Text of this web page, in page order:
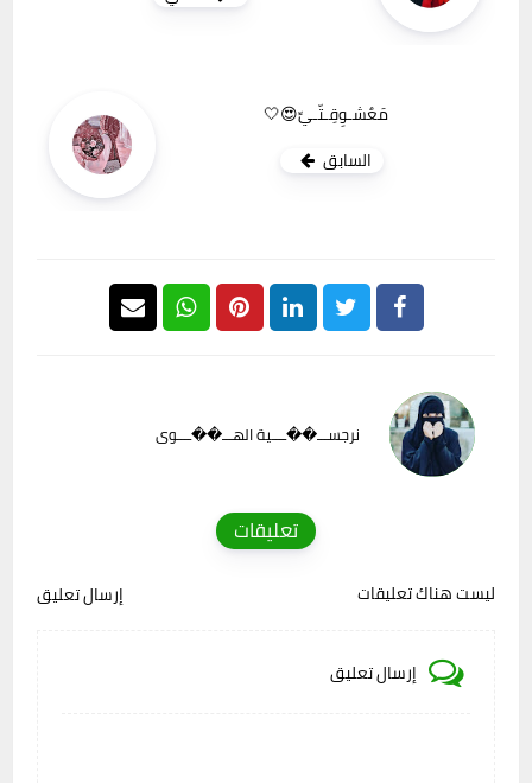
مَعٌشـوِقِـتّـيِّ😍🤍
السابق
نرجســـ��ــــية الهـــ��ــــوى
تعليقات
ليست هناك تعليقات إرسال تعليق
إرسال تعليق